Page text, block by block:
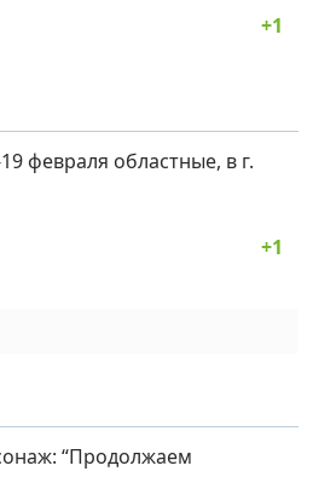
февраля областные, в г.
“Продолжаем